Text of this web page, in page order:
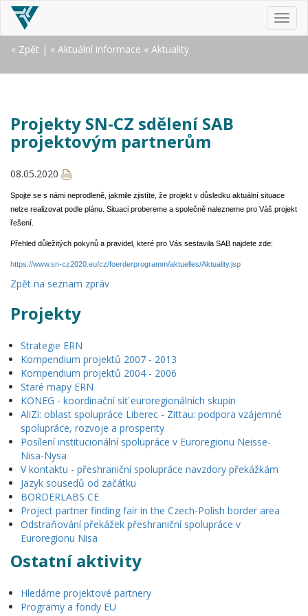
« Zpět | « Aktuální informace « Aktuality
Projekty SN-CZ sdělení SAB
projektovým partnerům
08.05.2020
Spojte se s námi neprodleně, jakmile zjistíte, že projekt v důsledku aktuální situace
nelze realizovat podle plánu. Situaci probereme a společně nalezneme pro Váš projekt
řešení.
Přehled důležitých pokynů a pravidel, které pro Vás sestavila SAB najdete zde:
https://www.sn-cz2020.eu/cz/foerderprogramm/aktuelles/Aktuality.jsp
Zpět na seznam zpráv
Projekty
Strategie ERN
Kompendium projektů 2007 - 2013
Kompendium projektů 2004 - 2006
Staré mapy ERN
KONEG - koordinační síť euroregionálních skupin
AliZi: oblast spolupráce Liberec - Zittau: podpora vzájemné
spolupráce, rozvoje a prosperity
Posílení institucionální spolupráce v Euroregionu Neisse-
Nisa-Nysa
V kontaktu - přeshraniční spolupráce navzdory překážkám
Jazyk sousedů od začátku
BORDERLABS CE
Project partner finding fair in the Czech-Polish border area
Odstraňování překážek přeshraniční spolupráce v
Euroregionu Nisa
Ostatní aktivity
Hledáme projektové partnery
Programy a fondy EU